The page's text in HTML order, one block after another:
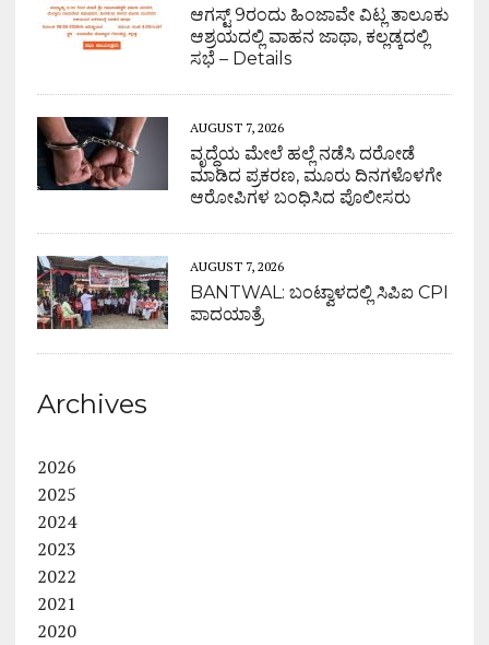
ಆಗಸ್ಟ್ 9ರಂದು ಹಿಂಜಾವೇ ವಿಟ್ಲ ತಾಲೂಕು
ಆಶ್ರಯದಲ್ಲಿ ವಾಹನ ಜಾಥಾ, ಕಲ್ಲಡ್ಕದಲ್ಲಿ
ಸಭೆ – Details
AUGUST 7, 2026
ವೃದ್ಧೆಯ ಮೇಲೆ ಹಲ್ಲೆ ನಡೆಸಿ ದರೋಡೆ
ಮಾಡಿದ ಪ್ರಕರಣ, ಮೂರು ದಿನಗಳೊಳಗೇ
ಆರೋಪಿಗಳ ಬಂಧಿಸಿದ ಪೊಲೀಸರು
AUGUST 7, 2026
BANTWAL: ಬಂಟ್ವಾಳದಲ್ಲಿ ಸಿಪಿಐ CPI
ಪಾದಯಾತ್ರೆ
Archives
2026
2025
2024
2023
2022
2021
2020